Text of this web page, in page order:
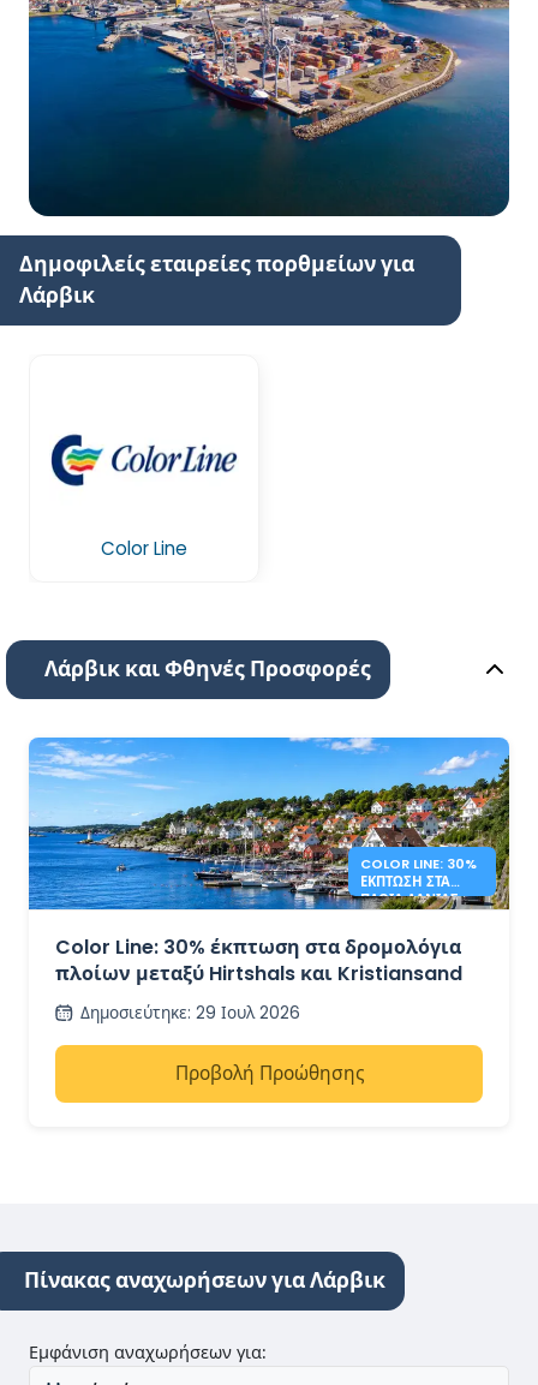
Δημοφιλείς εταιρείες πορθμείων για
Λάρβικ
Color Line
Λάρβικ και Φθηνές Προσφορές
COLOR LINE: 30%
ΈΚΠΤΩΣΗ ΣΤΑ
ΠΛΟΊΑ ΔΑΝΊΑΣ -
Color Line: 30% έκπτωση στα δρομολόγια
πλοίων μεταξύ Hirtshals και Kristiansand
Δημοσιεύτηκε: 29 Ιουλ 2026
Προβολή Προώθησης
Πίνακας αναχωρήσεων για Λάρβικ
Εμφάνιση αναχωρήσεων για: